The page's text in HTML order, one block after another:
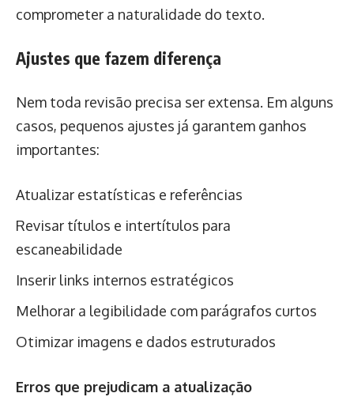
comprometer a naturalidade do texto.
Ajustes que fazem diferença
Nem toda revisão precisa ser extensa. Em alguns
casos, pequenos ajustes já garantem ganhos
importantes:
Atualizar estatísticas e referências
Revisar títulos e intertítulos para
escaneabilidade
Inserir links internos estratégicos
Melhorar a legibilidade com parágrafos curtos
Otimizar imagens e dados estruturados
Erros que prejudicam a atualização